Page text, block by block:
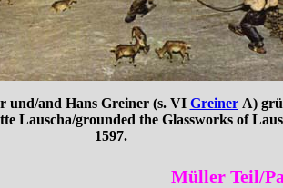
und/and Hans Greiner (s. VI GreinerA)
Lauscha/grounded the Glassworks of
1597.
Müller Teil/